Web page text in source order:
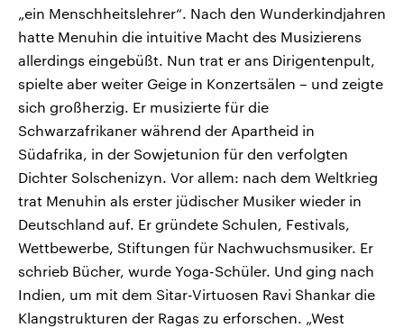
„ein Menschheitslehrer“. Nach den Wunderkindjahren
hatte Menuhin die intuitive Macht des Musizierens
allerdings eingebüßt. Nun trat er ans Dirigentenpult,
spielte aber weiter Geige in Konzertsälen – und zeigte
sich großherzig. Er musizierte für die
Schwarzafrikaner während der Apartheid in
Südafrika, in der Sowjetunion für den verfolgten
Dichter Solschenizyn. Vor allem: nach dem Weltkrieg
trat Menuhin als erster jüdischer Musiker wieder in
Deutschland auf. Er gründete Schulen, Festivals,
Wettbewerbe, Stiftungen für Nachwuchsmusiker. Er
schrieb Bücher, wurde Yoga-Schüler. Und ging nach
Indien, um mit dem Sitar-Virtuosen Ravi Shankar die
Klangstrukturen der Ragas zu erforschen. „West